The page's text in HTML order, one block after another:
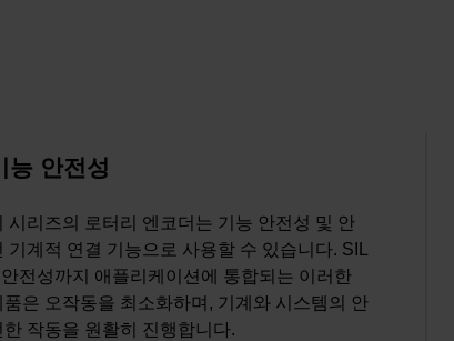
능 안전성
시리즈의 로터리 엔코더는 기능 안전성 및 안
기계적 연결 기능으로 사용할 수 있습니다. SIL
전성까지 애플리케이션에 통합되는 이러한
품은 오작동을 최소화하며, 기계와 시스템의 안
한 작동을 원활히 진행합니다.